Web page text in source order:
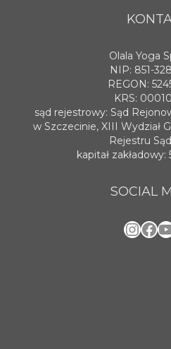
Olala Yoga
NIP: 851-
REGON:
KRS:
sąd rejestrowy: Sąd
w Szczecinie, XIII Wydział
Rejestru
kapitał
SOCIAL